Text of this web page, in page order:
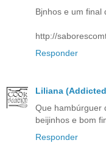
Bjnhos e um final
http://
Responder
Liliana
Que hambúrguer
beijinhos e bom
Responder